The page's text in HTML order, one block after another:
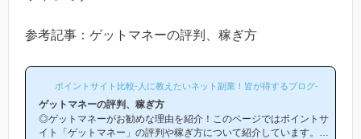
参考記事：ゲットマネーの評判、稼ぎ方
ポイントサイト比較-人に教えたいネット副業！皆が得するブログ-
ゲットマネーの評判、稼ぎ方
◎ゲットマネーがお勧めな理由を紹介！このページではポイントサ
イト「ゲットマネー」の評判や稼ぎ方について紹介しています。